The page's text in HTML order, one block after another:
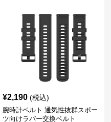
¥2,190 (税込)
腕時計ベルト 通気性抜群スポー
ツ向けラバー交換ベルト